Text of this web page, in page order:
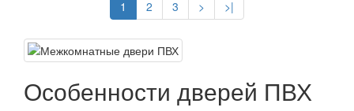
1 2 3 > >|
Особенности дверей ПВХ